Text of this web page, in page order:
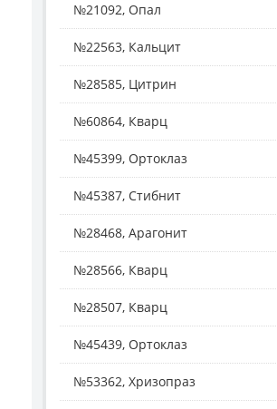
№21092, Опал
№22563, Кальцит
№28585, Цитрин
№60864, Кварц
№45399, Ортоклаз
№45387, Стибнит
№28468, Арагонит
№28566, Кварц
№28507, Кварц
№45439, Ортоклаз
№53362, Хризопраз